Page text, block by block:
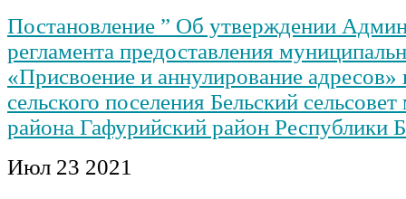
Постановление ” Об утверждении
регламента предоставления
«Присвоение и аннулирование
сельского поселения Бельский
района Гафурийский район Республики
Июл 23 2021